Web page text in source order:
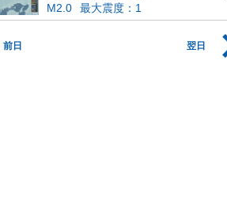
M2.0
最大震度：1
前日 翌日